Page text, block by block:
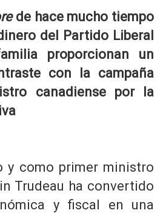
de hace mucho tiempo
del Partido Liberal
proporcionan un
con la campaña
canadiense por la
y como primer ministro
Trudeau ha convertido
y fiscal en una